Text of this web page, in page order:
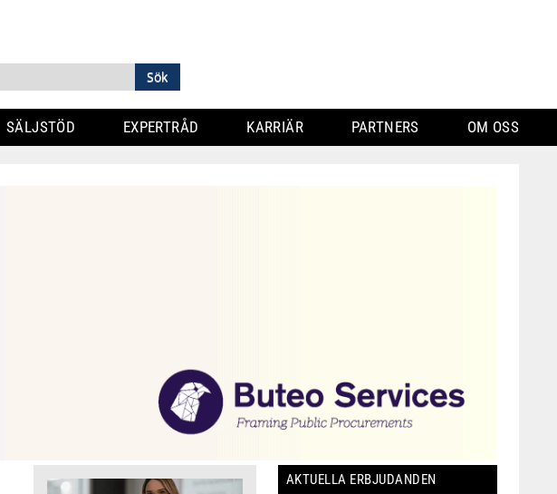
SÄLJSTÖD EXPERTRÅD KARRIÄR PARTNERS OM OSS
AKTUELLA ERBJUDANDEN